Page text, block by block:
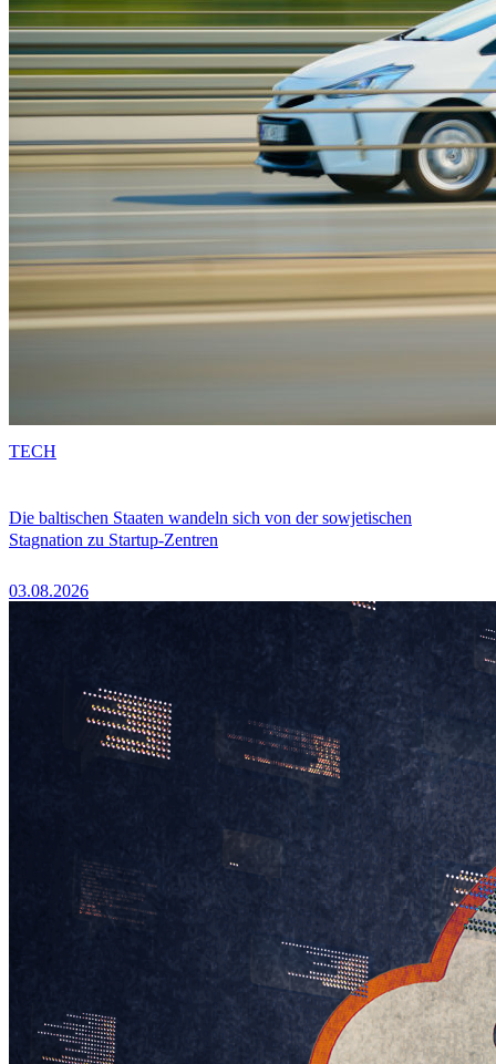
Die baltischen Staaten wandeln sich von der sowjetischen
Stagnation zu Startup-Zentren
03.08.2026
TECH